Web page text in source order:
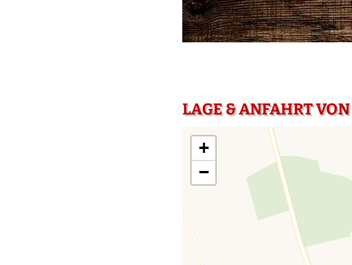
LAGE & ANFAHRT
+
−